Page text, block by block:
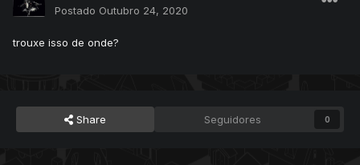
Postado Outubro 24, 2020
trouxe isso de onde?
Share Seguidores 0